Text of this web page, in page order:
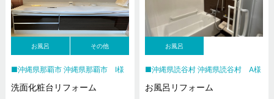
お風呂 その他
沖縄県那覇市 沖縄県那覇市 I様
洗面化粧台リフォーム
お風呂
沖縄県読谷村 沖縄県読谷村 A様
お風呂リフォーム